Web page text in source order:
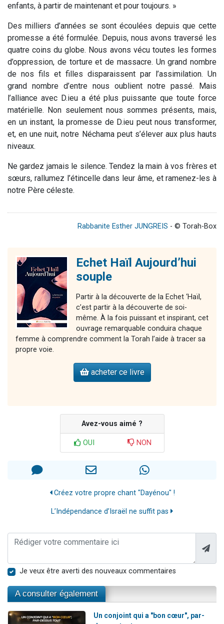
enfants, à partir de maintenant et pour toujours. »
Des milliers d’années se sont écoulées depuis que cette
promesse a été formulée. Depuis, nous avons traversé les
quatre coins du globe. Nous avons vécu toutes les formes
d’oppression, de torture et de massacre. Un grand nombre
de nos fils et filles disparaissent par l’assimilation. Un
grand nombre d’entre nous oublient notre passé. Mais
l’alliance avec D.ieu a été plus puissante que toute force
matérielle. Non seulement nous sommes présents, mais,
en un instant, la promesse de D.ieu peut nous transformer,
et, en une nuit, notre Néchama peut s’élever aux plus hauts
niveaux.
Ne gardez jamais le silence. Tendez la main à vos frères et
sœurs, rallumez l’étincelle dans leur âme, et ramenez-les à
notre Père céleste.
Rabbanite Esther JUNGREIS - © Torah-Box
Echet Haïl Aujourd’hui
souple
Partir à la découverte de la Echet ‘Haïl,
c’est partir à la découverte de soi-
même. À la fois puissant et inspirant, cet
ouvrage remarquable conduira chaque
femme à comprendre comment la Torah l’aide à tracer sa
propre voie.
acheter ce livre
Avez-vous aimé ?
OUI NON
Créez votre propre chant "Dayénou" !
L’Indépendance d’Israël ne suffit pas
Je veux être averti des nouveaux commentaires
A consulter également
Un conjoint qui a "bon cœur", par-